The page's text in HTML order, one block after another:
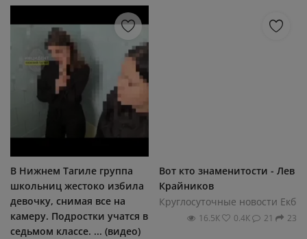
В Нижнем Тагиле группа
школьниц жестоко избила
девочку, снимая все на
камеру. Подростки учатся в
седьмом классе. ... (видео)
Вот кто знаменитости - Лев
Крайников
Круглосуточные новости Екб
16.5К 0.4К 21 23